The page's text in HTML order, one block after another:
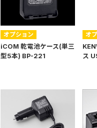
オプション
iCOM 乾電池ケース(単三
型5本) BP-221
オ
ス